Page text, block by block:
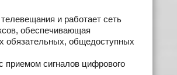
и работает сеть
обеспечивающая
обязательных, общедоступных
приемом сигналов цифрового